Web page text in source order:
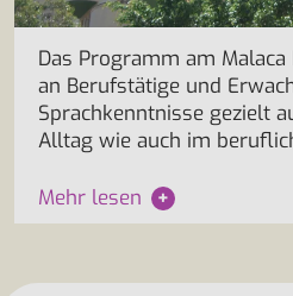
Das Programm am
an Berufstätige und
Sprachkenntnisse gezielt
Alltag wie auch im
Mehr lesen +